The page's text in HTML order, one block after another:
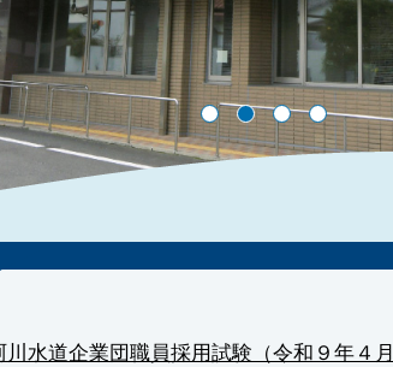
水道企業団職員採用試験（令和９年４月